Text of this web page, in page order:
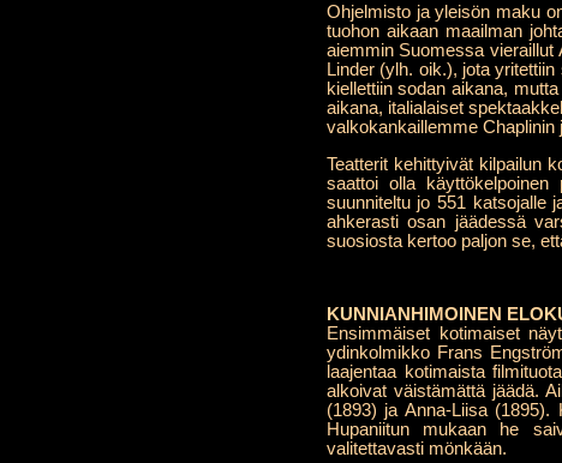
Ohjelmisto ja yleisön maku
tuohon aikaan maailman
aiemmin Suomessa
Linder (ylh. oik.), jota
kiellettiin sodan aikana,
aikana, italialaiset
valkokankaillemme Chaplinin
Teatterit kehittyivät kilpailun
saattoi olla
suunniteltu jo 551 katsojalle
ahkerasti osan jäädessä
suosiosta kertoo paljon se,
KUNNIANHIMOINEN
Ensimmäiset kotimaiset
ydinkolmikko Frans
laajentaa kotimaista
alkoivat väistämättä jäädä.
(1893) ja Anna-Liisa
Hupaniitun mukaan he
valitettavasti mönkään.